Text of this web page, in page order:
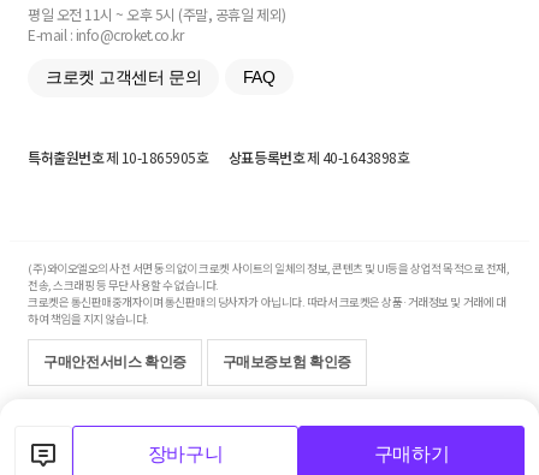
장바구니 구매하기
평일 오전 11시 ~ 오후 5시 (주말, 공휴일 제외)
E-mail : info@croket.co.kr
크로켓 고객센터 문의 FAQ
특허출원번호제 10-1865905호 상표등록번호제 40-1643898호
(주)와이오엘오의 사전 서면 동의 없이 크로켓 사이트의 일체의 정보, 콘텐츠 및 UI등을 상업적 목적으로 전재,
전송, 스크래핑 등 무단 사용할 수 없습니다.
크로켓은 통신판매중개자이며 통신판매의 당사자가 아닙니다. 따라서 크로켓은 상품·거래정보 및 거래에 대
하여 책임을 지지 않습니다.
구매안전서비스 확인증 구매보증보험 확인증